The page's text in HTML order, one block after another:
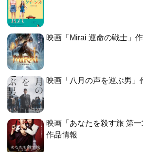
映画「Mirai 運命の戦士」
映画「八月の声を運ぶ男」
映画「あなたを殺す旅 第一
作品情報